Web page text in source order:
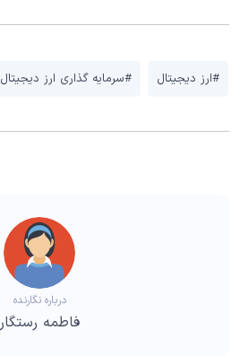
#ارز دیجیتال #سرمایه گذاری ارز دیجیتال
درباره نگارنده
فاطمه رستگار